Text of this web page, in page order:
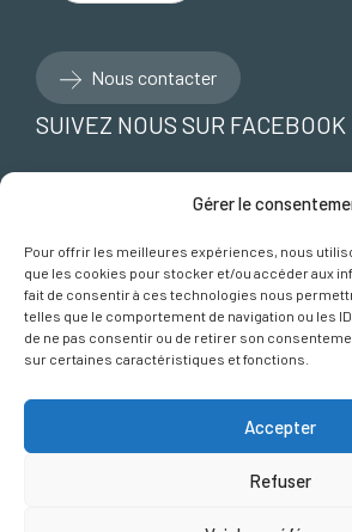
Gérer le
Pour offrir les meilleures expériences, nous
que les cookies pour stocker et/ou accéder aux
fait de consentir à ces technologies nous
telles que le comportement de navigation ou les
de ne pas consentir ou de retirer son
sur certaines caractéristiques et fonctions.
Accepter
Refuser
Nous contacter
SUIVEZ NOUS SUR FACEBOOK
Plan du site
Mentions légales et crédits
Politique de gestion des cookies
Politique de Confidentialité
Signaler une erreur